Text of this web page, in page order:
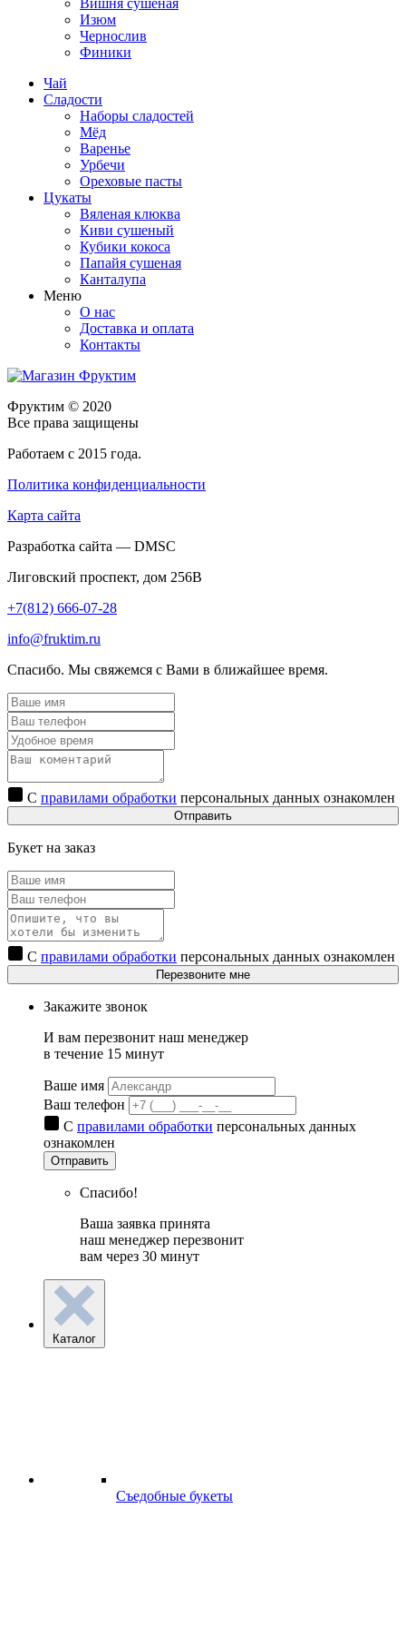
Вишня сушеная
Изюм
Чернослив
Финики
Чай
Сладости
Наборы сладостей
Мёд
Варенье
Урбечи
Ореховые пасты
Цукаты
Вяленая клюква
Киви сушеный
Кубики кокоса
Папайя сушеная
Канталупа
Меню
О нас
Доставка и оплата
Контакты
Фруктим © 2020
Все права защищены
Работаем с 2015 года.
Политика конфиденциальности
Карта сайта
Разработка сайта — DMSC
Лиговский проспект, дом 256В
+7(812) 666-07-28
info@fruktim.ru
Спасибо. Мы свяжемся с Вами в ближайшее время.
С правилами обработки персональных данных ознакомлен
Отправить
Букет на заказ
С правилами обработки персональных данных ознакомлен
Перезвоните мне
Закажите звонок
И вам перезвонит наш менеджер
в течение 15 минут
Ваше имя
Ваш телефон
С правилами обработки персональных данных
ознакомлен
Отправить
Спасибо!
Ваша заявка принята
наш менеджер перезвонит
вам через 30 минут
Каталог
Съедобные букеты